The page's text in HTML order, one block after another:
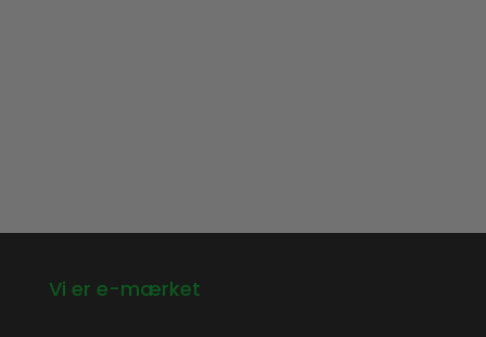
Vi er e-mærket